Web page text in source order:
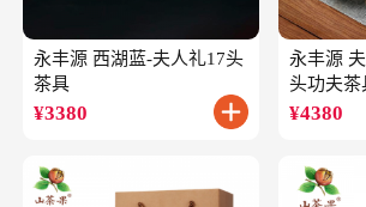
永丰源 西湖蓝-夫人礼17头
茶具
¥3380
永丰源
头功夫茶
¥4380